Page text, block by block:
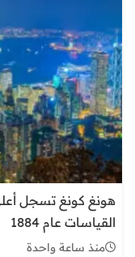
هونغ كونغ تسجل
القياسات عام 1884
منذ ساعة واحدة